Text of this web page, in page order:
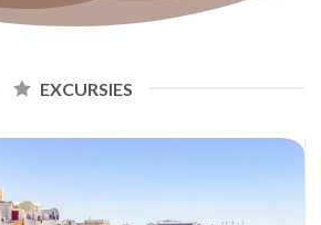
EXCURSIES